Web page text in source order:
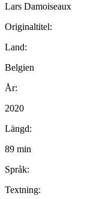
Lars Damoiseaux
Originaltitel:
Land:
Belgien
År:
2020
Längd:
89 min
Språk:
Textning: